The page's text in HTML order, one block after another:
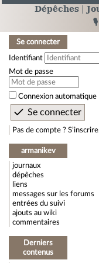
Dépêches
Se connecter
Identifiant
Mot de passe
Connexion automatique
Pas de compte ?
armanikev
journaux
dépêches
liens
messages sur les forums
entrées du suivi
ajouts au wiki
commentaires
Derniers
contenus